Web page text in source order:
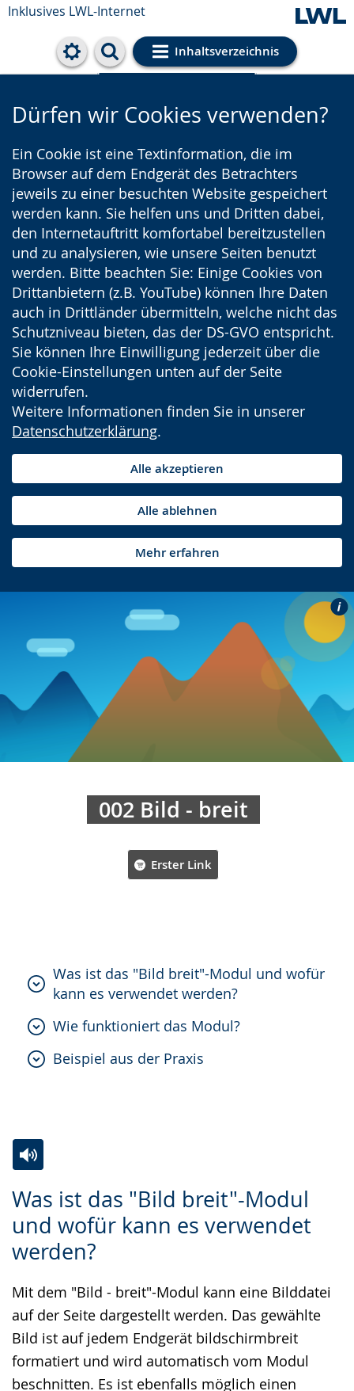
Inklusives LWL-Internet
Inhaltsverzeichnis
Cookie-Einstellungen
Dürfen wir Cookies verwenden?
Ein Cookie ist eine Textinformation, die im
Browser auf dem Endgerät des Betrachters
jeweils zu einer besuchten Website gespeichert
werden kann. Sie helfen uns und Dritten dabei,
den Internetauftritt komfortabel bereitzustellen
und zu analysieren, wie unsere Seiten benutzt
werden. Bitte beachten Sie: Einige Cookies von
Drittanbietern (z.B. YouTube) können Ihre Daten
auch in Drittländer übermitteln, welche nicht das
Schutzniveau bieten, das der DS-GVO entspricht.
Sie können Ihre Einwilligung jederzeit über die
Cookie-Einstellungen unten auf der Seite
widerrufen.
Weitere Informationen finden Sie in unserer
Datenschutzerklärung.
Alle akzeptieren
Alle ablehnen
Mehr erfahren
002 Bild - breit
Erster Link
Was ist das "Bild breit"-Modul und wofür
kann es verwendet werden?
Wie funktioniert das Modul?
Beispiel aus der Praxis
Was ist das "Bild breit"-Modul
und wofür kann es verwendet
werden?
Mit dem "Bild - breit"-Modul kann eine Bilddatei
auf der Seite dargestellt werden. Das gewählte
Bild ist auf jedem Endgerät bildschirmbreit
formatiert und wird automatisch vom Modul
beschnitten. Es ist ebenfalls möglich einen
Leichten
Sprache
wechseln.
Audio-
Unterstützung.
Video
in
Deutscher
wird
angezeigt.